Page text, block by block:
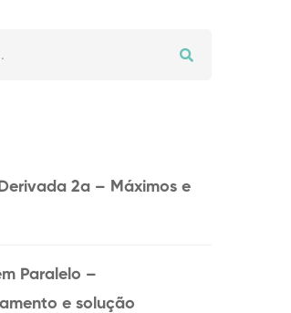
2a – Máximos e
Paralelo –
e solução